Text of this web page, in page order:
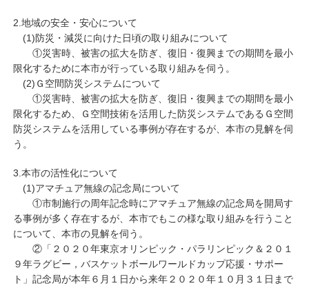
2.地域の安全・安心について
(1)防災・減災に向けた日頃の取り組みについて
①災害時、被害の拡大を防ぎ、復旧・復興までの期間を最小
限化するために本市が行っている取り組みを伺う。
(2)Ｇ空間防災システムについて
①災害時、被害の拡大を防ぎ、復旧・復興までの期間を最小
限化するため、Ｇ空間技術を活用した防災システムであるＧ空間
防災システムを活用している事例が存在するが、本市の見解を伺
う。
3.本市の活性化について
(1)アマチュア無線の記念局について
①市制施行の周年記念時にアマチュア無線の記念局を開局す
る事例が多く存在するが、本市でもこの様な取り組みを行うこと
について、本市の見解を伺う。
②「２０２０年東京オリンピック・パラリンピック＆２０１
９年ラグビー，バスケットボールワールドカップ応援・サポー
ト」記念局が本年６月１日から来年２０２０年１０月３１日まで